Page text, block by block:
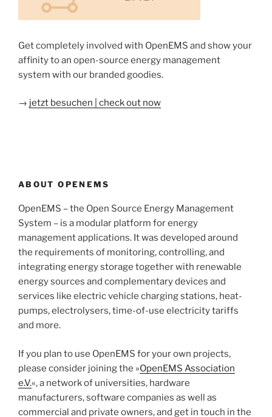
Get completely involved with OpenEMS and show your
affinity to an open-source energy management
system with our branded goodies.
→ jetzt besuchen | check out now
ABOUT OPENEMS
OpenEMS – the Open Source Energy Management
System – is a modular platform for energy
management applications. It was developed around
the requirements of monitoring, controlling, and
integrating energy storage together with renewable
energy sources and complementary devices and
services like electric vehicle charging stations, heat-
pumps, electrolysers, time-of-use electricity tariffs
and more.
If you plan to use OpenEMS for your own projects,
please consider joining the »OpenEMS Association
e.V.«, a network of universities, hardware
manufacturers, software companies as well as
commercial and private owners, and get in touch in the